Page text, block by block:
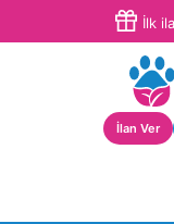
İlk
İlan Ver